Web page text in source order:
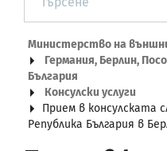
Министерство на
Германия, Берлин,
България
Консулски услуги
Прием в консулската
Република България в